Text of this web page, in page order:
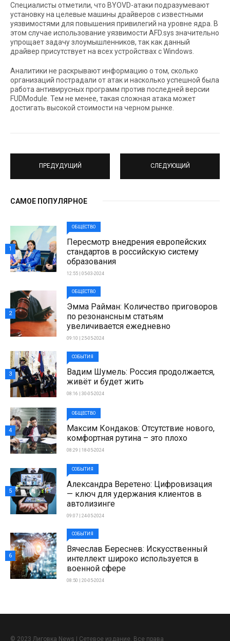
Специалисты отметили, что BYOVD-атаки подразумевают
установку на целевые машины драйверов с известными
уязвимостями для повышения привилегий на уровне ядра. В
этом случае использование уязвимости AFD.sys значительно
упрощает задачу злоумышленников, так как данный
драйвер присутствует на всех устройствах с Windows.
Аналитики не раскрывают информацию о том, сколько
организаций пострадали от атак и насколько успешной была
работа антивирусных программ против последней версии
FUDModule. Тем не менее, такая сложная атака может
достигать высокой стоимости на черном рынке.
ПРЕДУДУЩИЙ СЛЕДУЮЩИЙ
САМОЕ ПОПУЛЯРНОЕ
ОБЩЕСТВО
Пересмотр внедрения европейских
стандартов в российскую систему
образования
12:55 | 05-03-2024
1
ОБЩЕСТВО
Эмма Райман: Количество приговоров
по резонансным статьям
увеличивается ежедневно
09:10 | 25-05-2024
2
СОБЫТИЯ
Вадим Шумель: Россия продолжается,
живёт и будет жить
08:16 | 30-05-2024
3
ОБЩЕСТВО
Максим Кондаков: Отсутствие нового,
комфортная рутина – это плохо
08:29 | 18-05-2024
4
СОБЫТИЯ
Александра Веретено: Цифровизация
— ключ для удержания клиентов в
автолизинге
09:07 | 24-05-2024
5
СОБЫТИЯ
Вячеслав Береснев: Искусственный
интеллект широко используется в
военной сфере
08:50 | 20-05-2024
6
© 2023 Лиговка News | Сетевое издание. Все права